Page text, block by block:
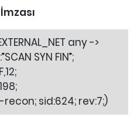
any ->
SYN FIN”;
sid:624; rev:7;)